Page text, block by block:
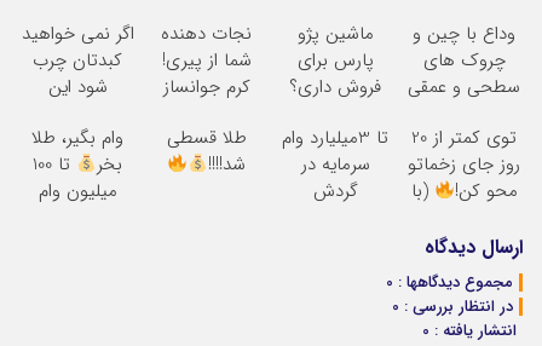
وداع با چین و
چروک های
سطحی و عمقی
ماشین پژو
پارس برای
فروش داری؟
بفروشش
نجات دهنده
شما از پیری!
کرم جوانساز
اگر نمی خواهید
کبدتان چرب
شود این
طعم را بنوشید
توی کمتر از 20
روز جای زخماتو
محو کن!
(با
تا 3میلیارد وام
سرمایه در
گردش
طلا قسطی
شد!!!!
وام بگیر، طلا
بخر
تا 100
میلیون وام
ارسال دیدگاه
مجموع دیدگاهها : 0
در انتظار بررسی : 0
انتشار یافته : 0